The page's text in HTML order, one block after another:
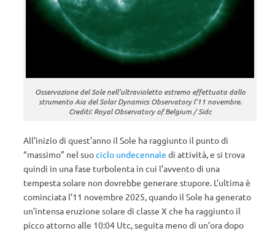
Osservazione del Sole nell’ultravioletto estremo effettuata dallo
strumento Aia del Solar Dynamics Observatory l’11 novembre.
Crediti: Royal Observatory of Belgium / Sidc
All’inizio di quest’anno il Sole ha raggiunto il punto di
“massimo” nel suociclo undecennale di attività, e si trova
quindi in una fase turbolenta in cui l’avvento di una
tempesta solare non dovrebbe generare stupore. L’ultima è
cominciata l’11 novembre 2025, quando il Sole ha generato
un’intensa eruzione solare di classe X che ha raggiunto il
picco attorno alle 10:04 Utc, seguita meno di un’ora dopo